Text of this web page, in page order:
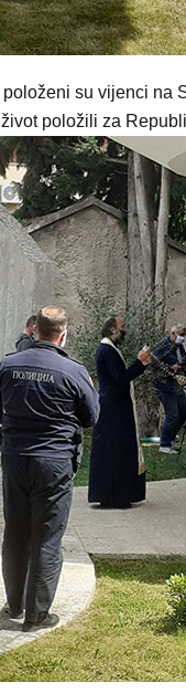
su vijenci na
položili za